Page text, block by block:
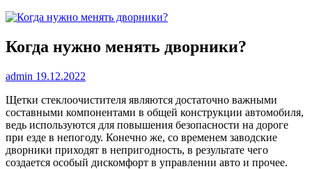
Когда нужно менять дворники?
admin 19.12.2022
Щетки стеклоочистителя являются достаточно важными
составными компонентами в общей конструкции автомобиля,
ведь используются для повышения безопасности на дороге
при езде в непогоду. Конечно же, со временем заводские
дворники приходят в непригодность, в результате чего
создается особый дискомфорт в управлении авто и прочее.